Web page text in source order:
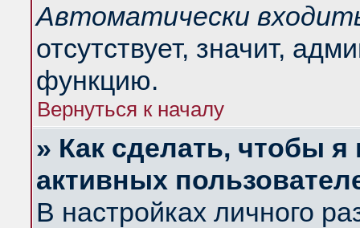
Автоматически
отсутствует, значит,
функцию.
Вернуться к началу
» Как сделать, чтобы
активных
В настройках личного